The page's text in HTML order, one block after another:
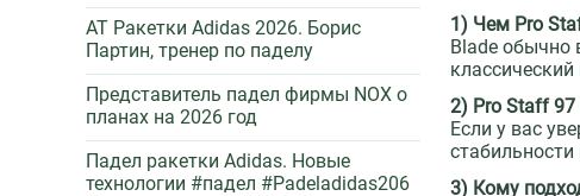
AT Ракетки Adidas 2026. Борис
Партин, тренер по паделу
Представитель падел фирмы NOX о
планах на 2026 год
Падел ракетки Adidas. Новые
технологии #падел #Padeladidas206
1) Чем Pro
Blade обычно
2) Pro Staff
Если у вас
3) Кому